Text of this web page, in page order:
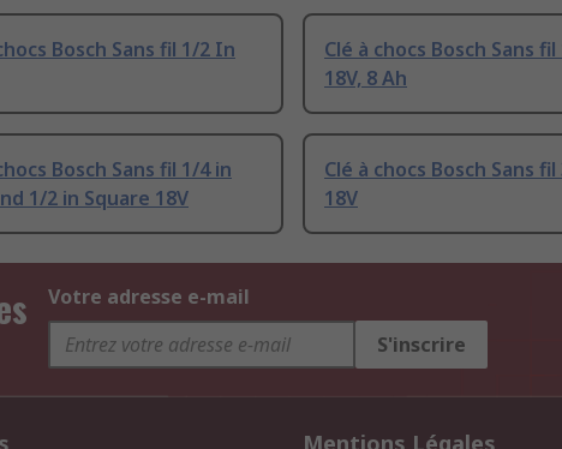
Bosch Sans fil 1/2 In
Clé à chocs Bosch Sans
18V, 8 Ah
Bosch Sans fil 1/4 in
1/2 in Square 18V
Clé à chocs Bosch Sans
18V
Votre adresse e-mail
S'inscrire